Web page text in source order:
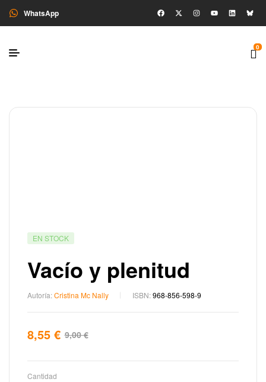
WhatsApp
0
EN STOCK
Vacío y plenitud
Autoría:Cristina Mc Nally ISBN:968-856-598-9
9,00€
8,55 €
Cantidad